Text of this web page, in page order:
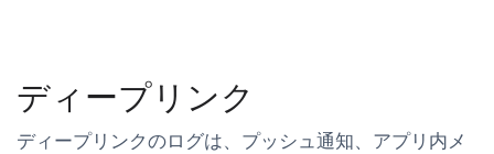
ディープリンク
ディープリンクのログは、プッシュ通知、アプリ内メ